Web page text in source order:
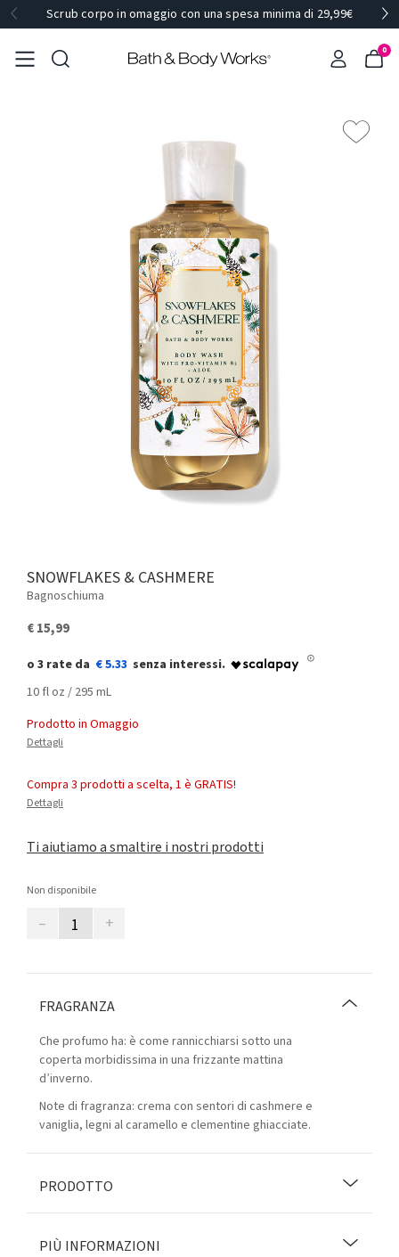
Scrub corpo in omaggio con una spesa minima di 29,99€
0
SNOWFLAKES & CASHMERE
Bagnoschiuma
€ 15,99
€ 5.33
10 fl oz / 295 mL
Prodotto in Omaggio
Dettagli
Compra 3 prodotti a scelta, 1 è GRATIS!
Dettagli
Ti aiutiamo a smaltire i nostri prodotti
Non disponibile
– +
FRAGRANZA
Che profumo ha: è come rannicchiarsi sotto una
coperta morbidissima in una frizzante mattina
d’inverno.
Note di fragranza: crema con sentori di cashmere e
vaniglia, legni al caramello e clementine ghiacciate.
PRODOTTO
PIÙ INFORMAZIONI